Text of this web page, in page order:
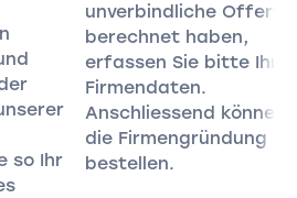
so Ihr
unverbindliche Offerte
berechnet haben,
erfassen Sie bitte Ihre
Firmendaten.
Anschliessend können
die Firmengründung
bestellen.